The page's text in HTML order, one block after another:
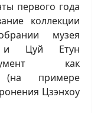
первого года
коллекции
музея
и Цуй Етун
как
(на примере
Цзэнхоу